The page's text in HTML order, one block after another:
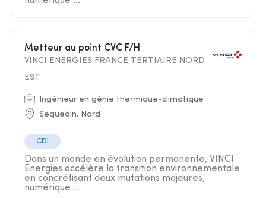
Metteur au point CVC F/H
VINCI ENERGIES FRANCE TERTIAIRE NORD
EST
Ingénieur en génie thermique-climatique
Sequedin, Nord
CDI
Dans un monde en évolution permanente, VINCI
Energies accélère la transition environnementale
en concrétisant deux mutations majeures,
numérique ...